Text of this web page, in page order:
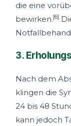
die eine
bewirken.[6]
3.
Nach dem
klingen die
24 bis 48
kann jedoch